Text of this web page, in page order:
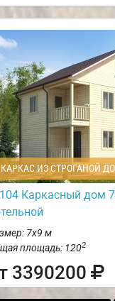
КАРКАС ИЗ СТРОГАНОЙ
Каркасный дом
7х9 м
площадь: 1202
3390200